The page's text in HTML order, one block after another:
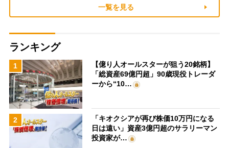
一覧を見る
ランキング
1
【億り人オールスターが狙う20銘柄】
「総資産69億円超」90歳現役トレーダ
ーから“10…
2
「キオクシアが再び株価10万円になる
日は遠い」資産3億円超のサラリーマン
投資家が…